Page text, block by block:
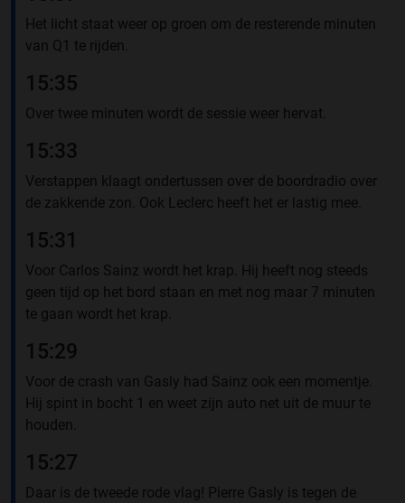
Het licht staat weer op groen om de resterende minuten
van Q1 te rijden.
15:35
Over twee minuten wordt de sessie weer hervat.
15:33
Verstappen klaagt ondertussen over de boordradio over
de zakkende zon. Ook Leclerc heeft het er lastig mee.
15:31
Voor Carlos Sainz wordt het krap. Hij heeft nog steeds
geen tijd op het bord staan en met nog maar 7 minuten
te gaan wordt het krap.
15:29
Voor de crash van Gasly had Sainz ook een momentje.
Hij spint in bocht 1 en weet zijn auto net uit de muur te
houden.
15:27
Daar is de tweede rode vlag! Pierre Gasly is tegen de